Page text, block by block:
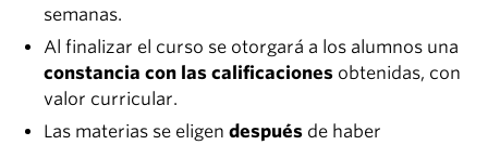
semanas.
Al finalizar el curso se otorgará a los alumnos una
constancia con las calificaciones obtenidas, con
valor curricular.
Las materias se eligen después de haber